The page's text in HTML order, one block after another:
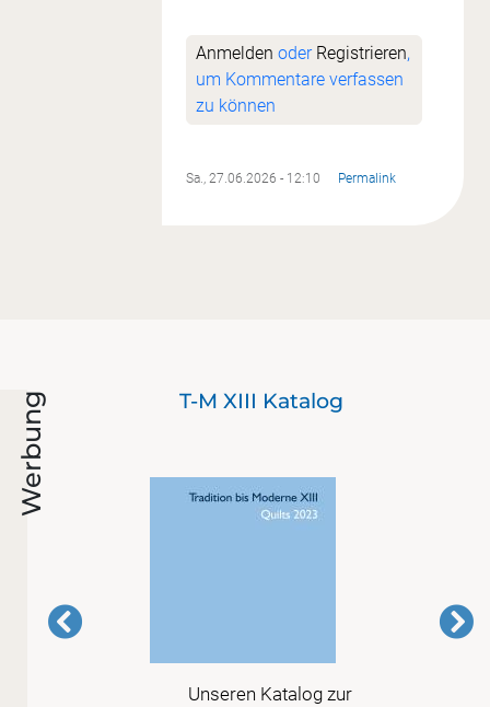
Anmelden oder Registrieren,
um Kommentare verfassen
zu können
Sa., 27.06.2026 - 12:10 Permalink
Werbung T-M XIII Katalog
Unseren Katalog zur